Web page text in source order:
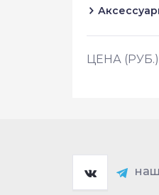
ЦЕНА (РУБ.)